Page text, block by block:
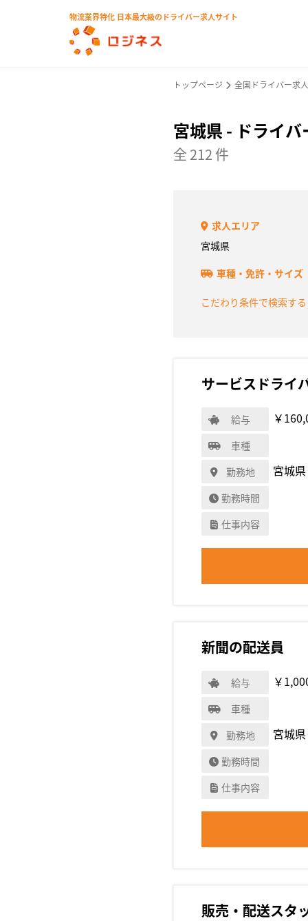
物流業界特化 日本最大級のドライバー求人サイト
トップページ 全国ドライバー求
宮城県 - ドライ
全 212 件
求人エリア
宮城県
車種・免許・サイズ
こだわり条件で検索する
サービスドライ
給与 ￥
車種
勤務地
宮城県
勤務時間
仕事内容
新聞の配送員
給与 ￥
車種
勤務地
宮城県
勤務時間
仕事内容
販売・配送スタ